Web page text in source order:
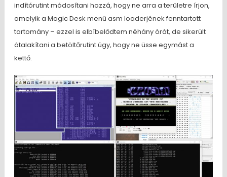
indítórutint módosítani hozzá, hogy ne arra a területre írjon,
amelyik a Magic Desk menü asm loaderjének fenntartott
tartomány – ezzel is elbíbelődtem néhány órát, de sikerült
átalakítani a betöltőrutint úgy, hogy ne üsse egymást a
kettő.